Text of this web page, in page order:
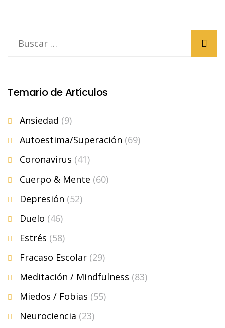
Temario de Artículos
Ansiedad (9)
Autoestima/Superación (69)
Coronavirus (41)
Cuerpo & Mente (60)
Depresión (52)
Duelo (46)
Estrés (58)
Fracaso Escolar (29)
Meditación / Mindfulness (83)
Miedos / Fobias (55)
Neurociencia (23)